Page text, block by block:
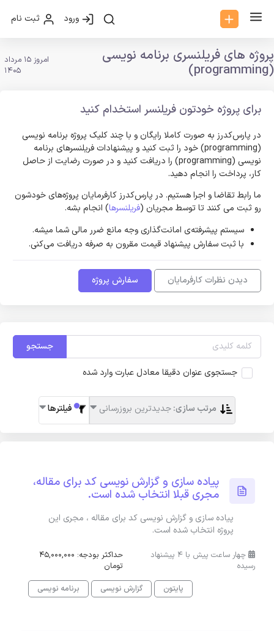
ورود ثبت نام
پروژه های فریلنسری برنامه نویسی
(programming)
امروز 15 مرداد
1405
برای پروژه خودتون فریلنسر استخدام کنید
در پارس‌کدرز به صورت کاملا رایگان و با چند کلیک پروژه برنامه نویسی
(programming) خود را ثبت کنید و پیشنهادات فریلنسر‌های برنامه
نویسی (programming) را دریافت کنید و در صورت رضایت از حاصل
کار، پرداخت را انجام دهید.
ما رابط تقاضا و اجرا هستیم. در پارس‌کدرز کارفرمایان پروژه‌های خودشون
رو ثبت می کنند تا توسط مجریان (فریلنسرها) انجام بشه.
سیستم پیشرفته‌ی امانت‌گذاری وجه مانع ضرر مالی شما میشه.
با ثبت سفارش پیشنهاد قیمت مقرون به صرفه دریافت می‌کنی.
دیدن نظرات کارفرمایان سفارش پروژه
جستجو
جستجوی عنوان دقیقا معادل عبارت وارد شده
مرتب سازی:جدیدترین بروزرسانی فیلترها
پیاده سازی و گزارش نویسی کد برای مقاله،
مجری قبلا انتخاب شده است.
پیاده سازی و گزارش نویسی کد برای مقاله ، مجری این
پروژه انتخاب شده است.
چهار ساعت پیش با 4 پیشنهاد
رسیده
حداکثر بودجه: 45,000,000
تومان
پایتون
گزارش نویسی برنامه نویسی